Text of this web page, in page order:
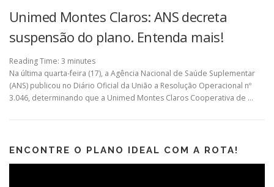
Unimed Montes Claros: ANS decreta
suspensão do plano. Entenda mais!
Reading Time: 3 minutes
Na última quarta-feira (17), a Agência Nacional de Saúde Suplementar
(ANS) publicou no Diário Oficial da União a Resolução Operacional nº
3.046, determinando que a Unimed Montes Claros Cooperativa de …
ENCONTRE O PLANO IDEAL COM A ROTA!